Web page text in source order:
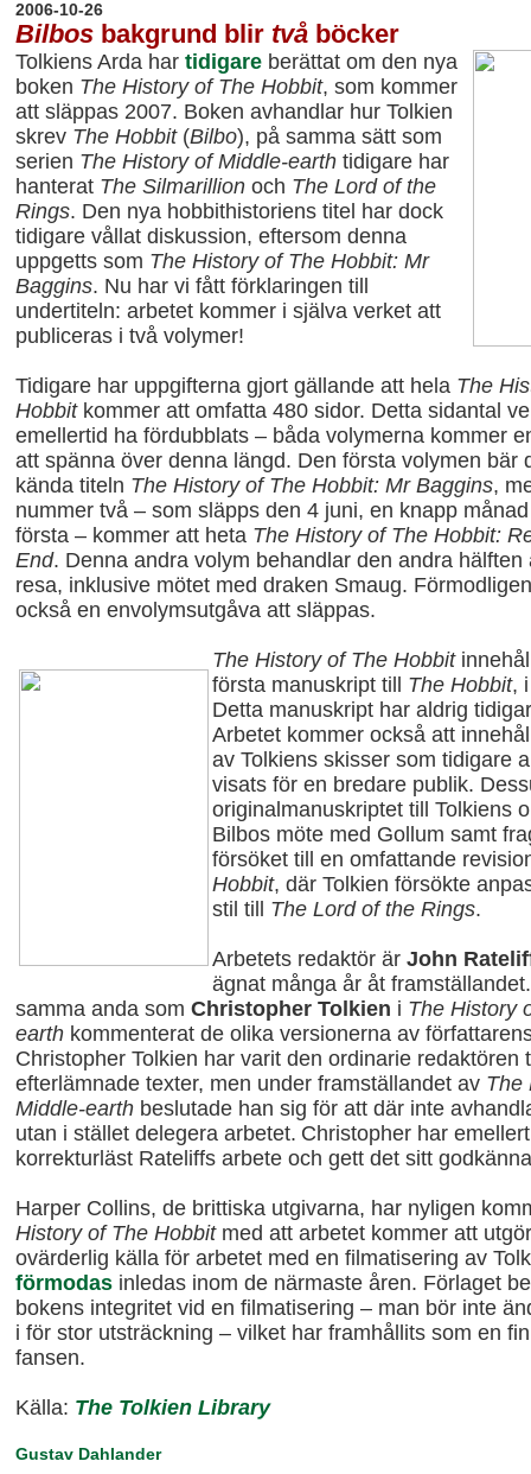
2006-10-26
Bilbos bakgrund blir två böcker
Tolkiens Arda har tidigare berättat om den nya
boken The History of The Hobbit, som kommer
att släppas 2007. Boken avhandlar hur Tolkien
skrev The Hobbit (Bilbo), på samma sätt som
serien The History of Middle-earth tidigare har
hanterat The Silmarillion och The Lord of the
Rings. Den nya hobbithistoriens titel har dock
tidigare vållat diskussion, eftersom denna
uppgetts som The History of The Hobbit: Mr
Baggins. Nu har vi fått förklaringen till
undertiteln: arbetet kommer i själva verket att
publiceras i två volymer!
Tidigare har uppgifterna gjort gällande att hela The
Hobbitkommer att omfatta 480 sidor. Detta sidantal
emellertid ha fördubblats – båda volymerna kommer
att spänna över denna längd. Den första volymen bär
kända titeln The History of The Hobbit: Mr Baggins,
nummer två – som släpps den 4 juni, en knapp
första – kommer att heta The History of The Hobbit:
End. Denna andra volym behandlar den andra hälften
resa, inklusive mötet med draken Smaug.
också en envolymsutgåva att släppas.
The History of The Hobbit
första manuskript till The Hobbit,
Detta manuskript har aldrig
Arbetet kommer också att
av Tolkiens skisser som tidigare
visats för en bredare publik.
originalmanuskriptet till Tolkiens
Bilbos möte med Gollum samt
försöket till en omfattande
Hobbit, där Tolkien försökte
stil till The Lord of the Rings.
Arbetets redaktör är John
ägnat många år åt
samma anda som Christopher Tolkien i The History
earth kommenterat de olika versionerna av
Christopher Tolkien har varit den ordinarie redaktören
efterlämnade texter, men under framställandet av The
Middle-earth beslutade han sig för att där inte
utan i stället delegera arbetet. Christopher har
korrekturläst Rateliffs arbete och gett det sitt
Harper Collins, de brittiska utgivarna, har nyligen
History of The Hobbitmed att arbetet kommer att
ovärderlig källa för arbetet med en filmatisering av
förmodas inledas inom de närmaste åren. Förlaget
bokens integritet vid en filmatisering – man bör inte
i för stor utsträckning – vilket har framhållits som en
fansen.
Källa: The Tolkien Library
Gustav Dahlander